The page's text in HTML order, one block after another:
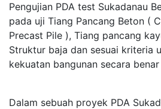
Pengujian PDA test Sukadanau
pada uji Tiang Pancang Beton (
Precast Pile ), Tiang pancang
Struktur baja dan sesuai kriteria
kekuatan bangunan secara
Dalam sebuah proyek PDA